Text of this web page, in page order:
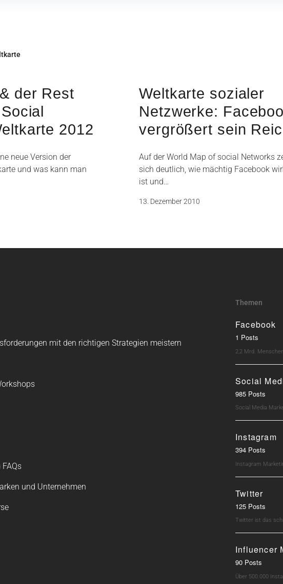
der Rest
2012
neue Version der
und was kann man
Weltkarte sozialer
Netzwerke:
vergrößert sein
Auf der World Map of social Networks
sich deutlich, wie mächtig Facebook
ist und…
13. Dezember 2010
mit den richtigen Strategien meistern
und Unternehmen
Themen
Facebook
1 Posts
2,2 Mrd.
Social
985 Posts
Social Media
Instagram
394 Posts
Instagram
Twitter
125 Posts
Twitter ist das
Influencer
90 Posts
Über 500.000